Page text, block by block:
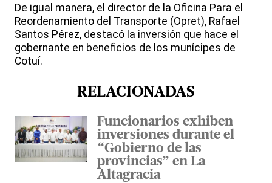
De igual manera, el director de la Oficina Para el
Reordenamiento del Transporte (Opret), Rafael
Santos Pérez, destacó la inversión que hace el
gobernante en beneficios de los munícipes de
Cotuí.
RELACIONADAS
Funcionarios exhiben
inversiones durante el
“Gobierno de las
provincias” en La
Altagracia